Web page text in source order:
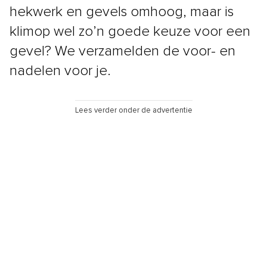
hekwerk en gevels omhoog, maar is
klimop wel zo’n goede keuze voor een
gevel? We verzamelden de voor- en
nadelen voor je.
Lees verder onder de advertentie